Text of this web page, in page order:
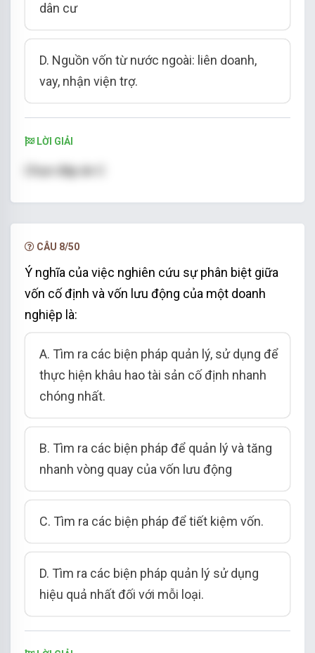
dân cư
D. Nguồn vốn từ nước ngoài: liên doanh,
vay, nhận viện trợ.
LỜI GIẢI
Chọn đáp án C
CÂU 8/50
Ý nghĩa của việc nghiên cứu sự phân biệt giữa
vốn cố định và vốn lưu động của một doanh
nghiệp là:
A. Tìm ra các biện pháp quản lý, sử dụng để
thực hiện khâu hao tài sản cố định nhanh
chóng nhất.
B. Tìm ra các biện pháp để quản lý và tăng
nhanh vòng quay của vốn lưu động
C. Tìm ra các biện pháp để tiết kiệm vốn.
D. Tìm ra các biện pháp quản lý sử dụng
hiệu quả nhất đối với mỗi loại.